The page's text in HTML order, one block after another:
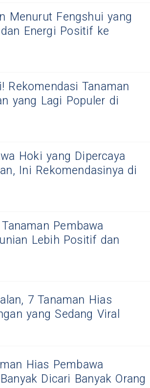
Menurut Fengshui yang
Energi Positif ke
Rekomendasi Tanaman
yang Lagi Populer di
Hoki yang Dipercaya
Ini Rekomendasinya di
Pembawa
Lebih Positif dan
7 Tanaman Hias
yang Sedang Viral
Hias Pembawa
Dicari Banyak Orang